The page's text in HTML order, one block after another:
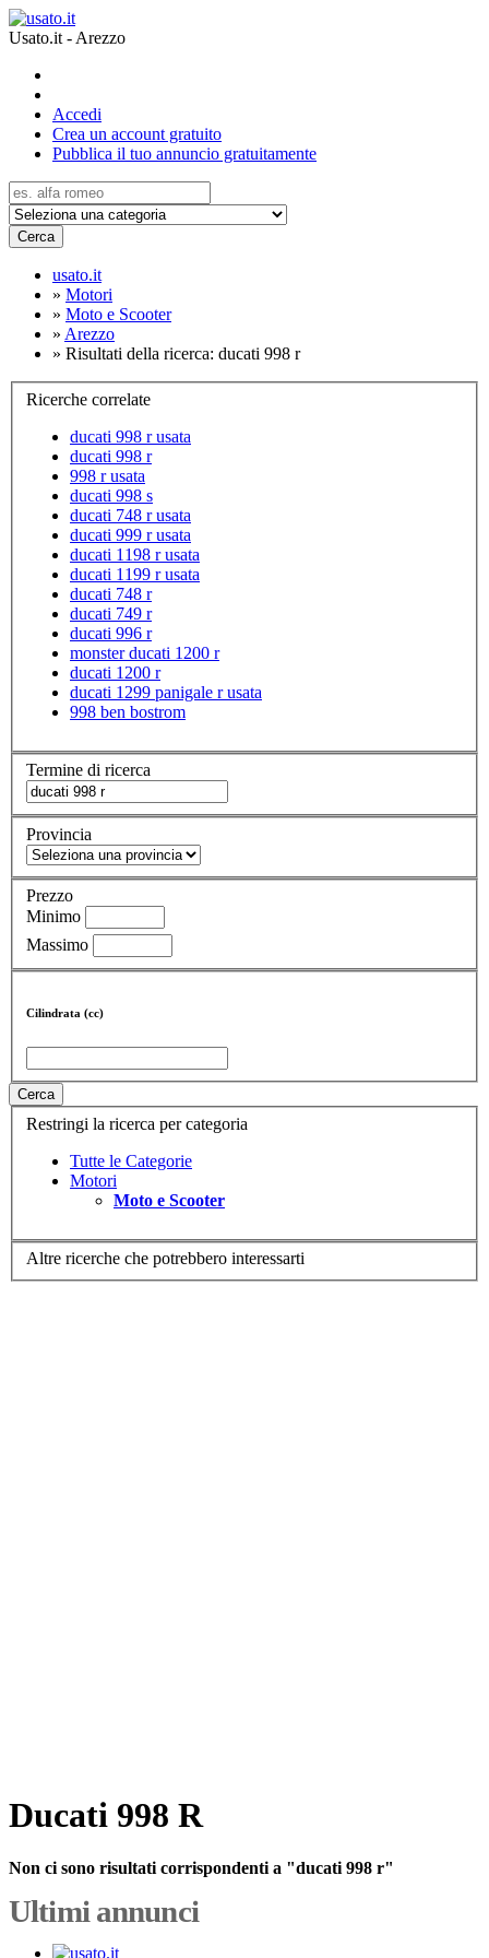
Usato.it - Arezzo
Accedi
Crea un account gratuito
Pubblica il tuo annuncio gratuitamente
Cerca
usato.it
» Motori
» Moto e Scooter
» Arezzo
» Risultati della ricerca: ducati 998 r
Ricerche correlate
ducati 998 r usata
ducati 998 r
998 r usata
ducati 998 s
ducati 748 r usata
ducati 999 r usata
ducati 1198 r usata
ducati 1199 r usata
ducati 748 r
ducati 749 r
ducati 996 r
monster ducati 1200 r
ducati 1200 r
ducati 1299 panigale r usata
998 ben bostrom
Termine di ricerca
Provincia
Prezzo
Minimo
Massimo
Cilindrata (cc)
Cerca
Restringi la ricerca per categoria
Tutte le Categorie
Motori
Moto e Scooter
Altre ricerche che potrebbero interessarti
Ducati 998 R
Non ci sono risultati corrispondenti a "ducati 998 r"
Ultimi annunci